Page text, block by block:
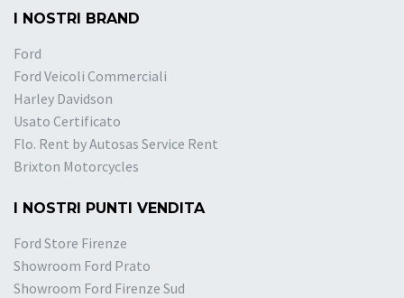
I NOSTRI BRAND
Ford
Ford Veicoli Commerciali
Harley Davidson
Usato Certificato
Flo. Rent by Autosas Service Rent
Brixton Motorcycles
I NOSTRI PUNTI VENDITA
Ford Store Firenze
Showroom Ford Prato
Showroom Ford Firenze Sud